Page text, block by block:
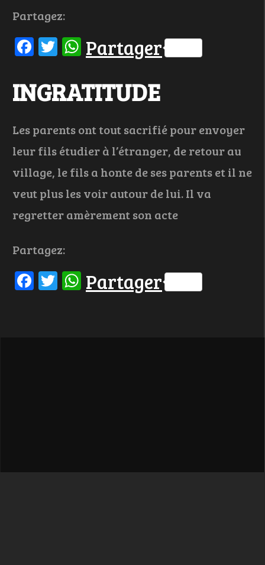
Partagez:
Facebook
Twitter
WhatsApp
Partager
INGRATITUDE
Les parents ont tout sacrifié pour envoyer
leur fils étudier à l’étranger, de retour au
village, le fils a honte de ses parents et il ne
veut plus les voir autour de lui. Il va
regretter amèrement son acte
Partagez:
Facebook
Twitter
WhatsApp
Partager